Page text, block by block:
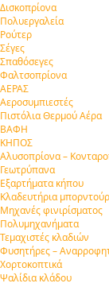
Δισκοπρίονα
Πολυεργαλεία
Ρούτερ
Σέγες
Σπαθόσεγες
Φαλτσοπρίονα
ΑΕΡΑΣ
Αεροσυμπιεστές
Πιστόλια Θερμού Αέρα
ΒΑΦΗ
ΚΗΠΟΣ
Αλυσοπρίονα –
Γεωτρύπανα
Εξαρτήματα κήπου
Κλαδευτήρια
Μηχανές φινιρίσματος
Πολυμηχανήματα
Τεμαχιστές κλαδιών
Φυσητήρες –
Χορτοκοπτικά
Ψαλίδια κλάδου